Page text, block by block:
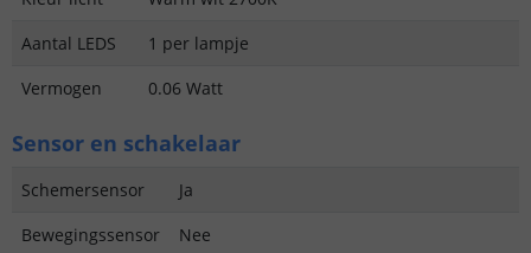
Aantal LEDS
1 per lampje
Vermogen
0.06 Watt
Sensor en schakelaar
Schemersensor
Ja
Bewegingssensor
Nee